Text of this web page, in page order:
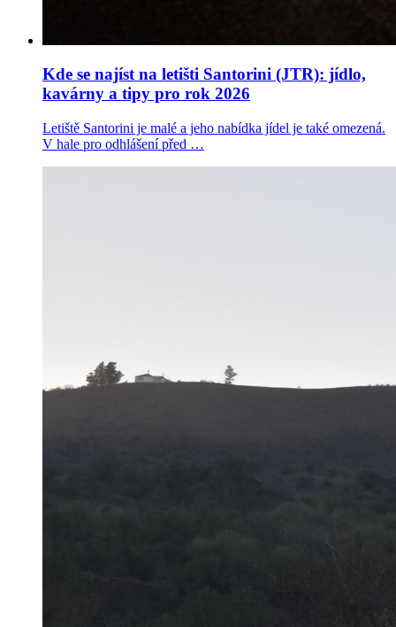
Kde se najíst na letišti Santorini (JTR): jídlo,
kavárny a tipy pro rok 2026
Letiště Santorini je malé a jeho nabídka jídel je také omezená.
V hale pro odhlášení před …